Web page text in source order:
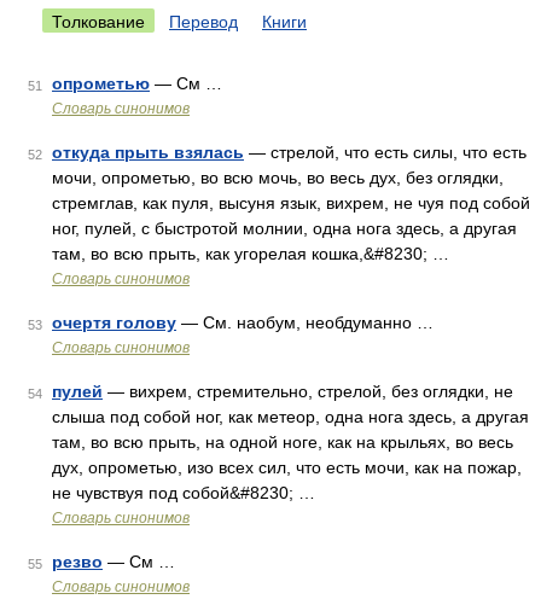
Толкование Перевод Книги
51 опрометью — См …
Словарь синонимов
52 откуда прыть взялась — стрелой, что есть силы, что есть
мочи, опрометью, во всю мочь, во весь дух, без оглядки,
стремглав, как пуля, высуня язык, вихрем, не чуя под собой
ног, пулей, с быстротой молнии, одна нога здесь, а другая
там, во всю прыть, как угорелая кошка,&#8230; …
Словарь синонимов
53 очертя голову — См. наобум, необдуманно …
Словарь синонимов
54 пулей — вихрем, стремительно, стрелой, без оглядки, не
слыша под собой ног, как метеор, одна нога здесь, а другая
там, во всю прыть, на одной ноге, как на крыльях, во весь
дух, опрометью, изо всех сил, что есть мочи, как на пожар,
не чувствуя под собой&#8230; …
Словарь синонимов
55 резво — См …
Словарь синонимов